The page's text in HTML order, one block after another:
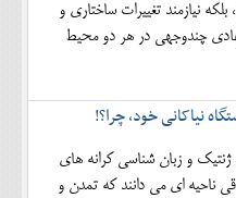
نیازمند تغییرات ساختاری و
چندوجهی در هر دو محیط
نیاکانی خود، چرا؟!
ژنتیک و زبان شناسی کرانه های
ناحیه ای می دانند که تمدن و